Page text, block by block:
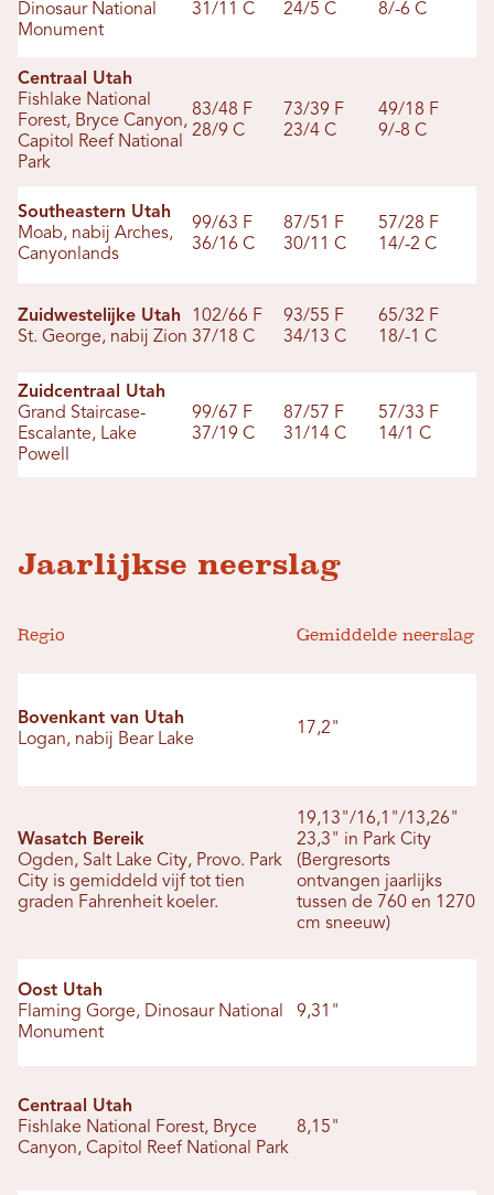
Dinosaur National
Monument
31/11 C
24/5 C
8/-6 C
Centraal Utah
Fishlake National
Forest, Bryce Canyon,
Capitol Reef National
Park
83/48 F
28/9 C
73/39 F
23/4 C
49/18 F
9/-8 C
Southeastern Utah
Moab, nabij Arches,
Canyonlands
99/63 F
36/16 C
87/51 F
30/11 C
57/28 F
14/-2 C
Zuidwestelijke Utah
St. George, nabij Zion
102/66 F
37/18 C
93/55 F
34/13 C
65/32 F
18/-1 C
Zuidcentraal Utah
Grand Staircase-
Escalante, Lake
Powell
99/67 F
37/19 C
87/57 F
31/14 C
57/33 F
14/1 C
Jaarlijkse neerslag
Regio Gemiddelde neerslag
Bovenkant van Utah
Logan, nabij Bear Lake
17,2"
Wasatch Bereik
Ogden, Salt Lake City, Provo. Park
City is gemiddeld vijf tot tien
graden Fahrenheit koeler.
19,13"/16,1"/13,26"
23,3" in Park City
(Bergresorts
ontvangen jaarlijks
tussen de 760 en 1270
cm sneeuw)
Oost Utah
Flaming Gorge, Dinosaur National
Monument
9,31"
Centraal Utah
Fishlake National Forest, Bryce
Canyon, Capitol Reef National Park
8,15"